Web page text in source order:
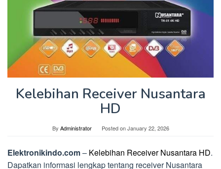
Kelebihan Receiver Nusantara
HD
By Administrator Posted onJanuary 22, 2026
Elektronikindo.com– Kelebihan Receiver Nusantara HD.
Dapatkan informasi lengkap tentang receiver Nusantara